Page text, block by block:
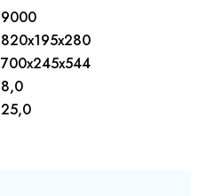
9000
820x195x280
700x245x544
8,0
25,0